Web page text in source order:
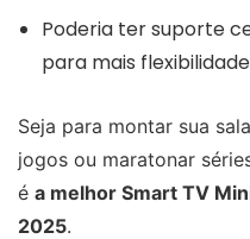
Poderia ter suporte
para mais
Seja para montar sua
jogos ou maratonar
é a melhor Smart TV
2025.